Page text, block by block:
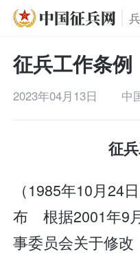
征兵工作条例
2023年04月13日 中
征
（1985年10月24
布 根据2001年9
事委员会关于修